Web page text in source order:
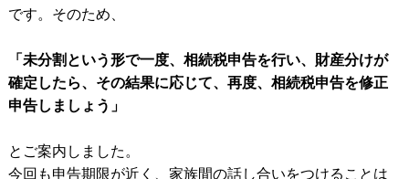
です。そのため、
「未分割という形で一度、相続税申告を行い、財産分けが
確定したら、その結果に応じて、再度、相続税申告を修正
申告しましょう」
とご案内しました。
今回も申告期限が近く、家族間の話し合いをつけることは